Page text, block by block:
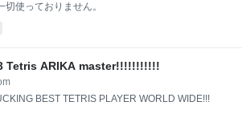
使っておりません。
Tetris ARIKA master!!!!!!!!!!!
BEST TETRIS PLAYER WORLD WIDE!!!